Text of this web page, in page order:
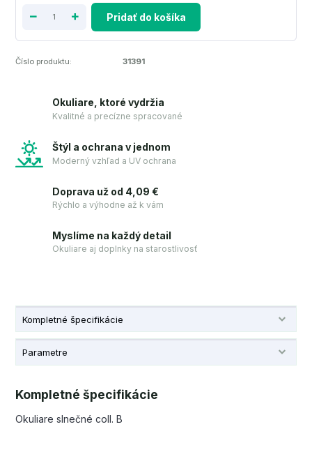
Pridať do košíka
Číslo produktu: 31391
Okuliare, ktoré vydržia
Kvalitné a precízne spracované
Štýl a ochrana v jednom
Moderný vzhľad a UV ochrana
Doprava už od 4,09 €
Rýchlo a výhodne až k vám
Myslíme na každý detail
Okuliare aj doplnky na starostlivosť
Kompletné špecifikácie
Parametre
Kompletné špecifikácie
Okuliare slnečné coll. B